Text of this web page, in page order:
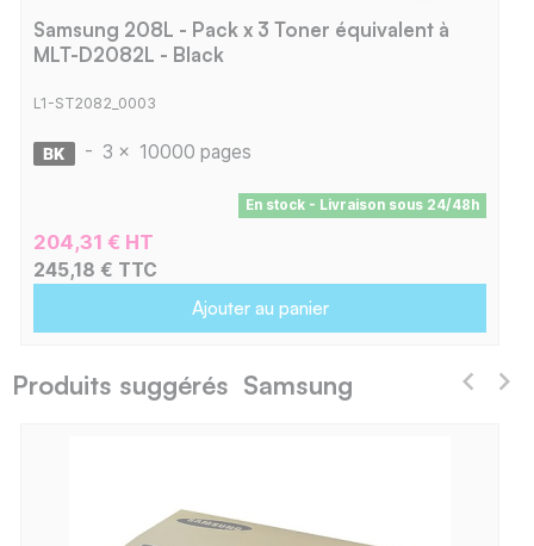
Samsung 208L - Pack x 3 Toner équivalent à
MLT-D2082L - Black
L1-ST2082_0003
- 3 x 10000 pages
En stock - Livraison sous 24/48h
204,31 € HT
245,18 € TTC
Ajouter au panier
Produits suggérés Samsung